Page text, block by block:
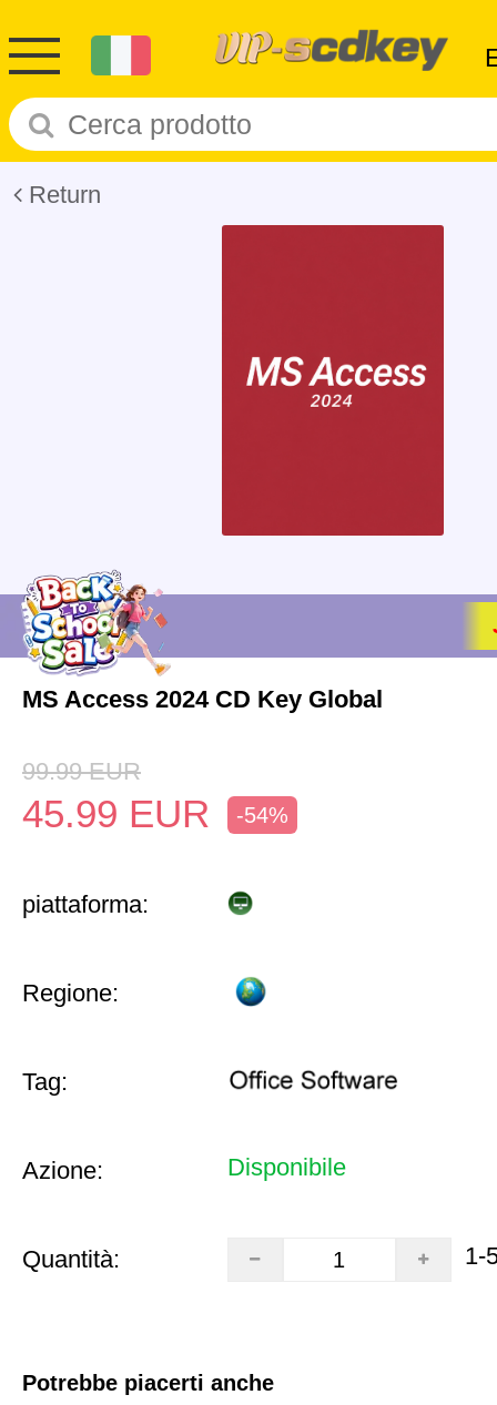
Return
MS Access 2024 CD Key Global
99.99 EUR
45.99 EUR -54%
piattaforma:
Regione:
Tag:
Azione: Disponibile
Quantità: 1-
Potrebbe piacerti anche